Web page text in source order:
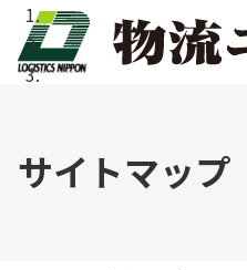
サイトマップ